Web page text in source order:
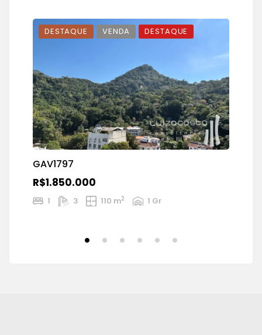
DESTAQUE VENDA DESTAQUE
GAV1797
R$1.850.000
1 3 110 m2 1 Gr